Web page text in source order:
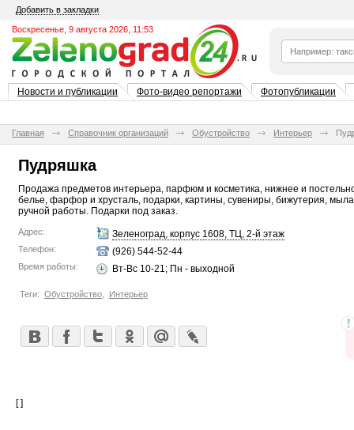
Добавить в закладки
Воскресенье, 9 августа 2026, 11:53
Новости и публикации Фото-видео репортажи Фотопубликации
Главная Справочник организаций Обустройство Интерьер
Пудряшка
Продажа предметов интерьера, парфюм и косметика, нижнее и
белье, фарфор и хрусталь, подарки, картины, сувениры, бижутерия, мыла
ручной работы. Подарки под заказ.
Адрес: Зеленоград, корпус 1608, ТЦ, 2-й этаж
Телефон: (926) 544-52-44
Время работы: Вт-Вс 10-21; Пн - выходной
Теги: Обустройство Интерьер
[ ]